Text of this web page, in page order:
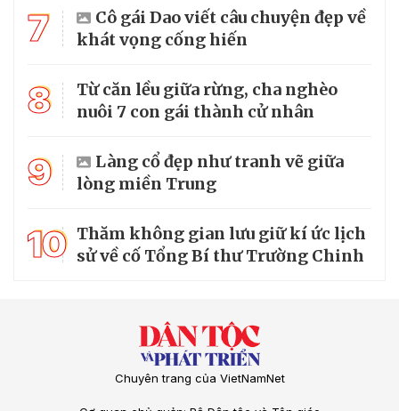
7
Cô gái Dao viết câu chuyện đẹp về
khát vọng cống hiến
8
Từ căn lều giữa rừng, cha nghèo
nuôi 7 con gái thành cử nhân
9
Làng cổ đẹp như tranh vẽ giữa
lòng miền Trung
10 Thăm không gian lưu giữ kí ức lịch
sử về cố Tổng Bí thư Trường Chinh
Chuyên trang của VietNamNet